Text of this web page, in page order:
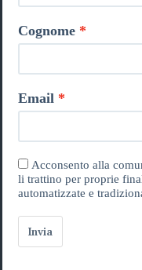
Cognome
Email
Acconsento alla
li trattino per proprie
automatizzate e
Invia